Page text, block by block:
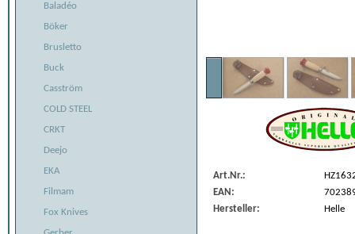
Baladéo
Böker
Brusletto
Buck
Casström
COLD STEEL
CRKT
Deejo
EKA
Filmam
Fox Knives
Art.Nr.:
EAN:
Hersteller:
Helle